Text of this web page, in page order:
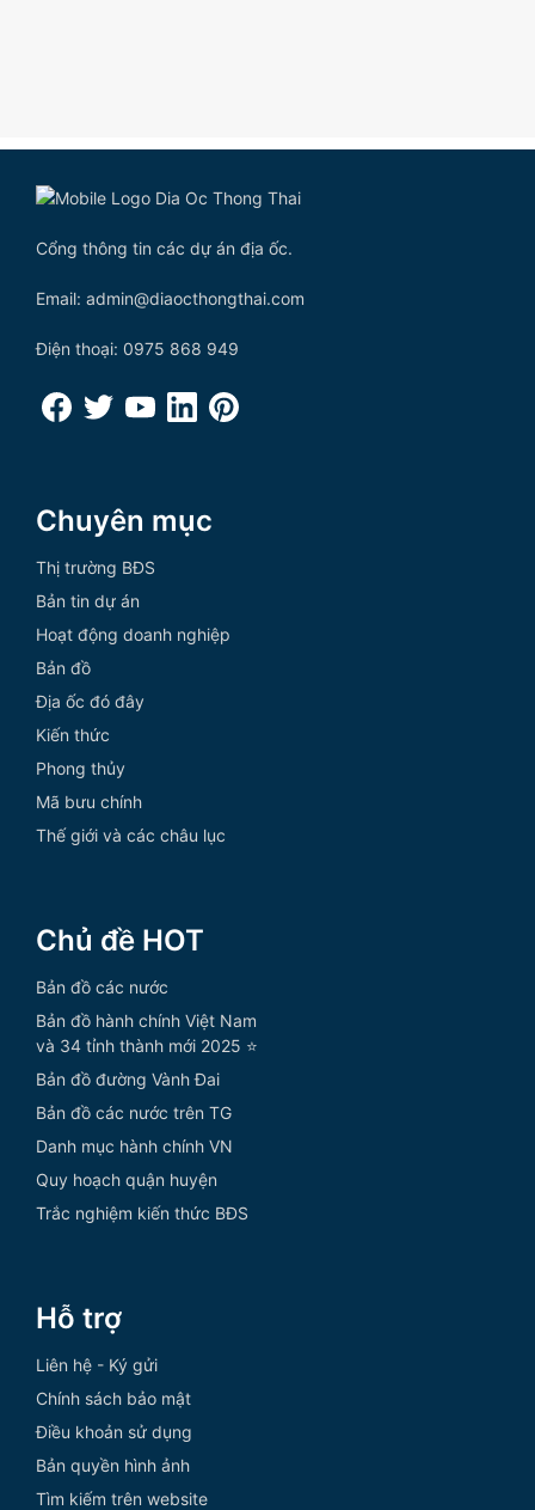
Cổng thông tin các dự án địa ốc.
Email: admin@diaocthongthai.com
Điện thoại: 0975 868 949
Chuyên mục
Thị trường BĐS
Bản tin dự án
Hoạt động doanh nghiệp
Bản đồ
Địa ốc đó đây
Kiến thức
Phong thủy
Mã bưu chính
Thế giới và các châu lục
Chủ đề HOT
Bản đồ các nước
Bản đồ hành chính Việt Nam
và 34 tỉnh thành mới 2025 ⭐
Bản đồ đường Vành Đai
Bản đồ các nước trên TG
Danh mục hành chính VN
Quy hoạch quận huyện
Trắc nghiệm kiến thức BĐS
Hỗ trợ
Liên hệ - Ký gửi
Chính sách bảo mật
Điều khoản sử dụng
Bản quyền hình ảnh
Tìm kiếm trên website